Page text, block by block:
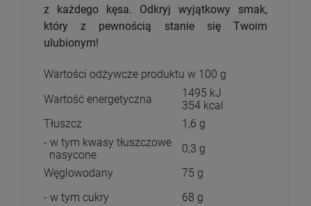
z każdego kęsa. Odkryj wyjątkowy smak,
który z pewnością stanie się Twoim
ulubionym!
Wartości odżywcze produktu w 100 g
Wartość energetyczna
1495 kJ
354 kcal
Tłuszcz
1,6 g
- w tym kwasy tłuszczowe
nasycone
0,3 g
Węglowodany
75 g
- w tym cukry
68 g